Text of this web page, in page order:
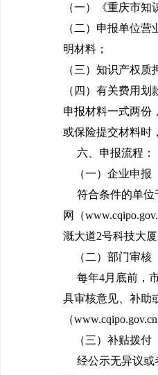
（一）《重庆市
（二）申报单位
明材料；
（三）知识产权
（四）有关费用
申报材料一式两份
或保险提交材料时
六、申报流程：
（一）企业申报
符合条件的单位
网（
溉大道2号科技大厦
（二）部门审核
每年4月底前，市
具审核意见、补助
（
（三）补贴拨付
经公示无异议或